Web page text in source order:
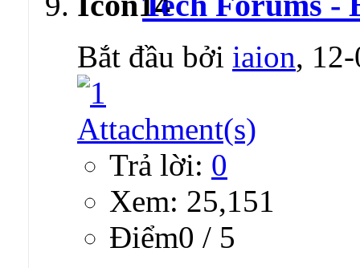
Bắt đầu bởi iaion,
Trả lời: 0
Xem: 25,151
Ðiểm0 / 5